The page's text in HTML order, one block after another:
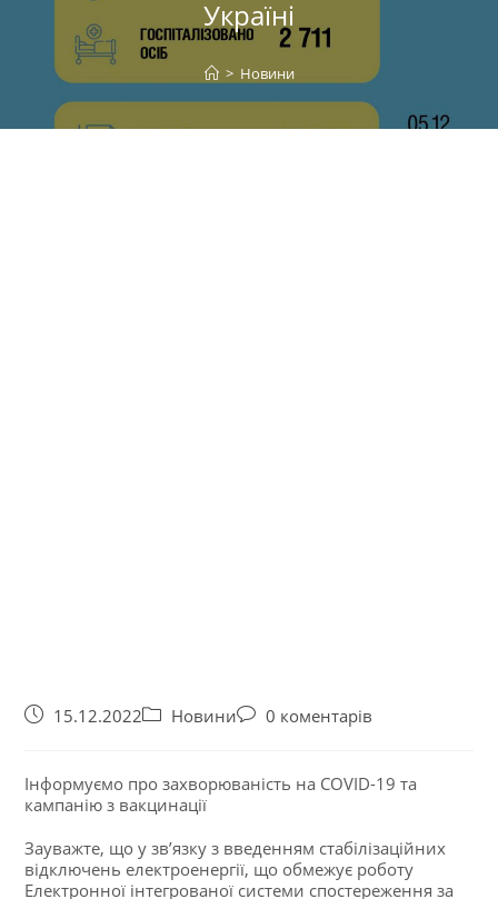
Україні
> Новини
15.12.2022 Новини 0 коментарів
Інформуємо про захворюваність на COVID-19 та
кампанію з вакцинації
Зауважте, що у зв’язку з введенням стабілізаційних
відключень електроенергії, що обмежує роботу
Електронної інтегрованої системи спостереження за